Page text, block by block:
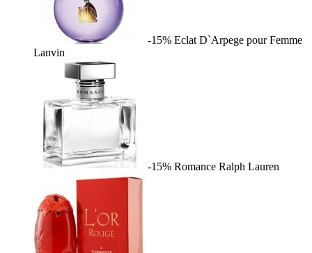
-15% Eclat D`Arpege pour Femme
Lanvin
-15% Romance Ralph Lauren